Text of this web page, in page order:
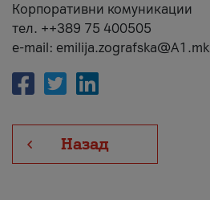
Корпоративни комуникации
тел. ++389 75 400505
e-mail: emilija.zografska@A1.mk
Назад